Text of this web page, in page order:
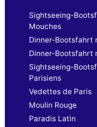
Sightseeing-
Mouches
Dinner-Bootsfahrt
Dinner-Bootsfahrt
Sightseeing-
Parisiens
Vedettes de Paris
Moulin Rouge
Paradis Latin